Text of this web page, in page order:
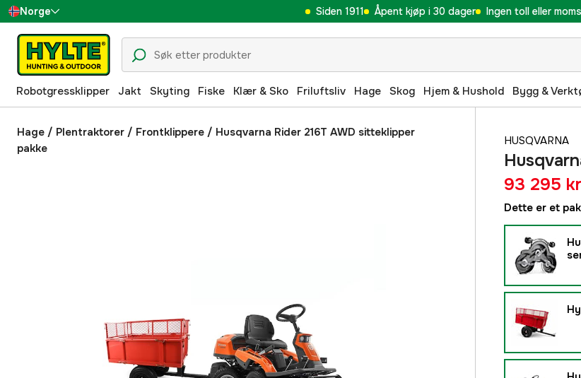
Norge
Sverige
Danmark
Suomi
Deutschland
Siden 1911 Åpent kjøp i 30 dager Ingen toll eller
Robotgressklipper Jakt Skyting Fiske Klær & Sko Friluftsliv Hage Skog Hjem & Hushold Bygg &
Hage / Plentraktorer / Frontklippere / Husqvarna Rider 216T AWD sitteklipper
pakke
HUSQVARNA
93 295 kr
Dette er et